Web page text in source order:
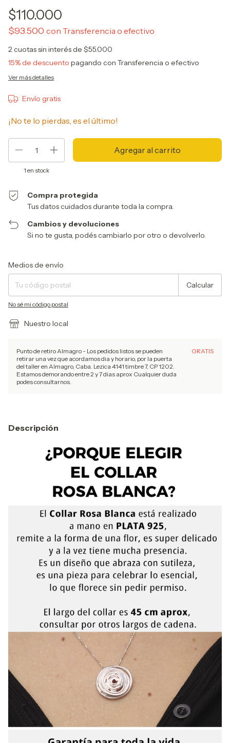
$110.000
$93.500 con Transferencia o efectivo
2cuotas sin interés de $55.000
15% de descuento pagando con Transferencia o efectivo
Ver más detalles
Envío gratis
¡No te lo pierdas, es el último!
1 en stock
Compra protegida
Tus datos cuidados durante toda la compra.
Cambios y devoluciones
Si no te gusta, podés cambiarlo por otro o devolverlo.
Entregas para el CP:
Medios de envío
Calcular
No sé mi código postal
Nuestro local
Punto de retiro Almagro - Los pedidos listos se pueden
retirar una vez que acordamos dia y horario, por la puerta
del taller en Almagro, Caba. Lezica 4141 timbre 7, CP 1202.
Estamos demorando entre 2 y 7 dias aprox Cualquier duda
podes consultarnos.
GRATIS
Descripción